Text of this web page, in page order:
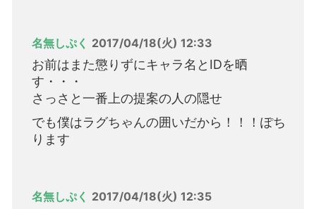
名無しぷく 2017/04/18(火) 12:33
お前はまた懲りずにキャラ名とIDを晒
す・・・
さっさと一番上の提案の人の隠せ
でも僕はラグちゃんの囲いだから！！！ぽち
ります
名無しぷく 2017/04/18(火) 12:35